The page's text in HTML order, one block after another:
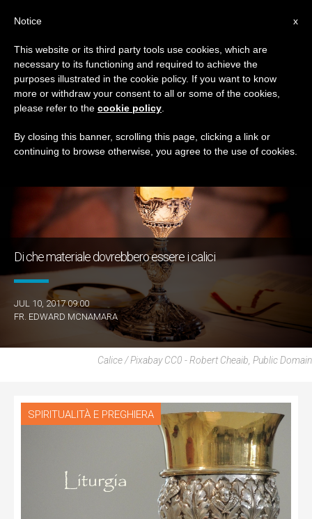
TAG
Posts Tagged ‘liturgia’
ULTIME NOTIZIE
Di che materiale dovrebbero essere i calici
JUL 10, 2017 09:00
FR. EDWARD MCNAMARA
Calice / Pixabay CC0 - Robert Cheaib, Public Domain
SPIRITUALITÀ E PREGHIERA
x
Notice
This website or its third party tools use cookies, which are
necessary to its functioning and required to achieve the
purposes illustrated in the cookie policy. If you want to know
more or withdraw your consent to all or some of the cookies,
please refer to the cookie policy
By closing this banner, scrolling this page, clicking a link or
continuing to browse otherwise, you agree to the use of cookies.